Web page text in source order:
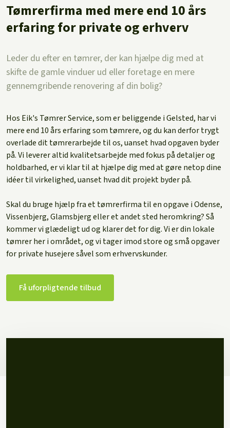
Tømrerfirma med mere end 10 års
erfaring for private og erhverv
Leder du efter en tømrer, der kan hjælpe dig med at
skifte de gamle vinduer ud eller foretage en mere
gennemgribende renovering af din bolig?
Hos Eik's Tømrer Service, som er beliggende i Gelsted, har vi
mere end 10 års erfaring som tømrere, og du kan derfor trygt
overlade dit tømrerarbejde til os, uanset hvad opgaven byder
på. Vi leverer altid kvalitetsarbejde med fokus på detaljer og
holdbarhed, er vi klar til at hjælpe dig med at gøre netop dine
idéer til virkelighed, uanset hvad dit projekt byder på.
Skal du bruge hjælp fra et tømrerfirma til en opgave i Odense,
Vissenbjerg, Glamsbjerg eller et andet sted heromkring? Så
kommer vi glædeligt ud og klarer det for dig. Vi er din lokale
tømrer her i området, og vi tager imod store og små opgaver
for private husejere såvel som erhvervskunder.
Få uforpligtende tilbud